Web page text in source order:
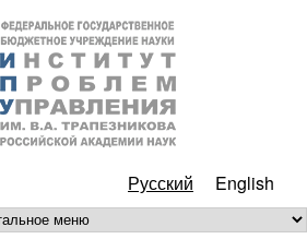
к основному
содержанию
Русский English
меню